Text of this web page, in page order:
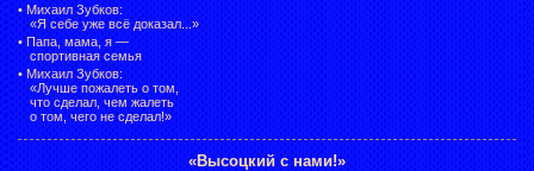
• Михаил Зубков:
«Я себе уже всё доказал...»
• Папа, мама, я —
спортивная семья
• Михаил Зубков:
«Лучше пожалеть о том,
что сделал, чем жалеть
о том, чего не сделал!»
«Высоцкий с нами!»